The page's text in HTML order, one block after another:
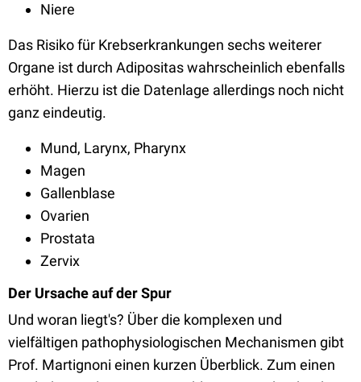
Niere
Das Risiko für Krebserkrankungen sechs weiterer
Organe ist durch Adipositas wahrscheinlich ebenfalls
erhöht. Hierzu ist die Datenlage allerdings noch nicht
ganz eindeutig.
Mund, Larynx, Pharynx
Magen
Gallenblase
Ovarien
Prostata
Zervix
Der Ursache auf der Spur
Und woran liegt's? Über die komplexen und
vielfältigen pathophysiologischen Mechanismen gibt
Prof. Martignoni einen kurzen Überblick. Zum einen